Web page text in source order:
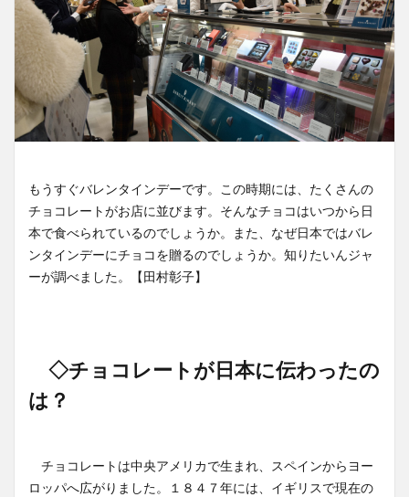
もうすぐバレンタインデーです。この時期には、たくさんの
チョコレートがお店に並びます。そんなチョコはいつから日
本で食べられているのでしょうか。また、なぜ日本ではバレ
ンタインデーにチョコを贈るのでしょうか。知りたいんジャ
ーが調べました。【田村彰子】
◇チョコレートが日本に伝わったの
は？
チョコレートは中央アメリカで生まれ、スペインからヨー
ロッパへ広がりました。１８４７年には、イギリスで現在の